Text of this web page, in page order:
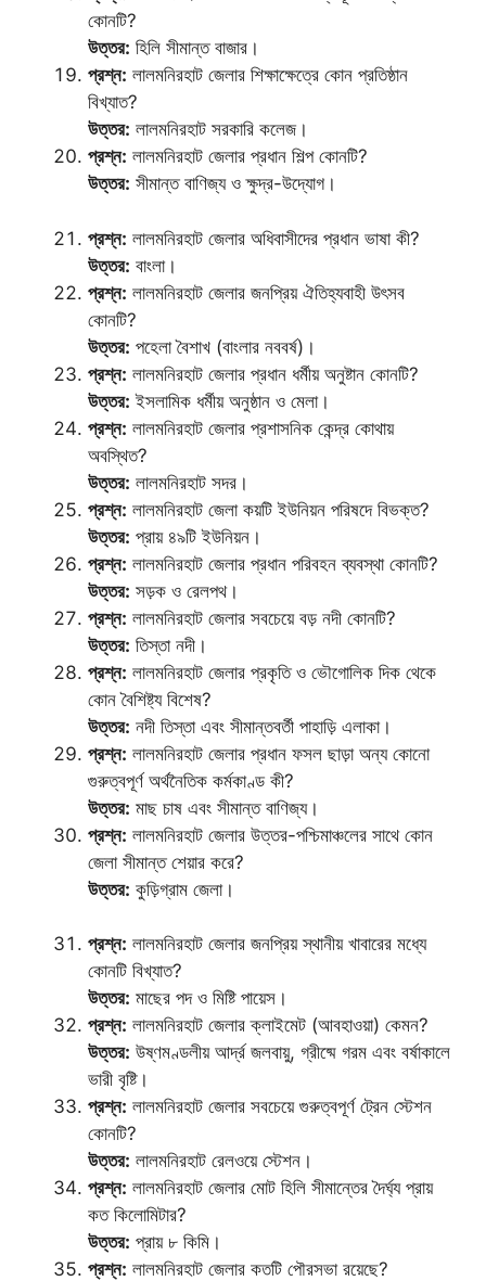
কোনটি?
উত্তর: হিলি সীমান্ত বাজার।
প্রশ্ন: লালমনিরহাট জেলার শিক্ষাক্ষেত্রে কোন প্রতিষ্ঠান
বিখ্যাত?
উত্তর: লালমনিরহাট সরকারি কলেজ।
প্রশ্ন: লালমনিরহাট জেলার প্রধান শিল্প কোনটি?
উত্তর: সীমান্ত বাণিজ্য ও ক্ষুদ্র-উদ্যোগ।
প্রশ্ন: লালমনিরহাট জেলার অধিবাসীদের প্রধান ভাষা কী?
উত্তর: বাংলা।
প্রশ্ন: লালমনিরহাট জেলার জনপ্রিয় ঐতিহ্যবাহী উৎসব
কোনটি?
উত্তর: পহেলা বৈশাখ (বাংলার নববর্ষ)।
প্রশ্ন: লালমনিরহাট জেলার প্রধান ধর্মীয় অনুষ্টান কোনটি?
উত্তর: ইসলামিক ধর্মীয় অনুষ্ঠান ও মেলা।
প্রশ্ন: লালমনিরহাট জেলার প্রশাসনিক কেন্দ্র কোথায়
অবস্থিত?
উত্তর: লালমনিরহাট সদর।
প্রশ্ন: লালমনিরহাট জেলা কয়টি ইউনিয়ন পরিষদে বিভক্ত?
উত্তর: প্রায় ৪৯টি ইউনিয়ন।
প্রশ্ন: লালমনিরহাট জেলার প্রধান পরিবহন ব্যবস্থা কোনটি?
উত্তর: সড়ক ও রেলপথ।
প্রশ্ন: লালমনিরহাট জেলার সবচেয়ে বড় নদী কোনটি?
উত্তর: তিস্তা নদী।
প্রশ্ন: লালমনিরহাট জেলার প্রকৃতি ও ভৌগোলিক দিক থেকে
কোন বৈশিষ্ট্য বিশেষ?
উত্তর: নদী তিস্তা এবং সীমান্তবর্তী পাহাড়ি এলাকা।
প্রশ্ন: লালমনিরহাট জেলার প্রধান ফসল ছাড়া অন্য কোনো
গুরুত্বপূর্ণ অর্থনৈতিক কর্মকাণ্ড কী?
উত্তর: মাছ চাষ এবং সীমান্ত বাণিজ্য।
প্রশ্ন: লালমনিরহাট জেলার উত্তর-পশ্চিমাঞ্চলের সাথে কোন
জেলা সীমান্ত শেয়ার করে?
উত্তর: কুড়িগ্রাম জেলা।
প্রশ্ন: লালমনিরহাট জেলার জনপ্রিয় স্থানীয় খাবারের মধ্যে
কোনটি বিখ্যাত?
উত্তর: মাছের পদ ও মিষ্টি পায়েস।
প্রশ্ন: লালমনিরহাট জেলার ক্লাইমেট (আবহাওয়া) কেমন?
উত্তর: উষ্ণমণ্ডলীয় আর্দ্র জলবায়ু, গ্রীষ্মে গরম এবং বর্ষাকালে
ভারী বৃষ্টি।
প্রশ্ন: লালমনিরহাট জেলার সবচেয়ে গুরুত্বপূর্ণ ট্রেন স্টেশন
কোনটি?
উত্তর: লালমনিরহাট রেলওয়ে স্টেশন।
প্রশ্ন: লালমনিরহাট জেলার মোট হিলি সীমান্তের দৈর্ঘ্য প্রায়
কত কিলোমিটার?
উত্তর: প্রায় ৮ কিমি।
প্রশ্ন: লালমনিরহাট জেলার কতটি পৌরসভা রয়েছে?